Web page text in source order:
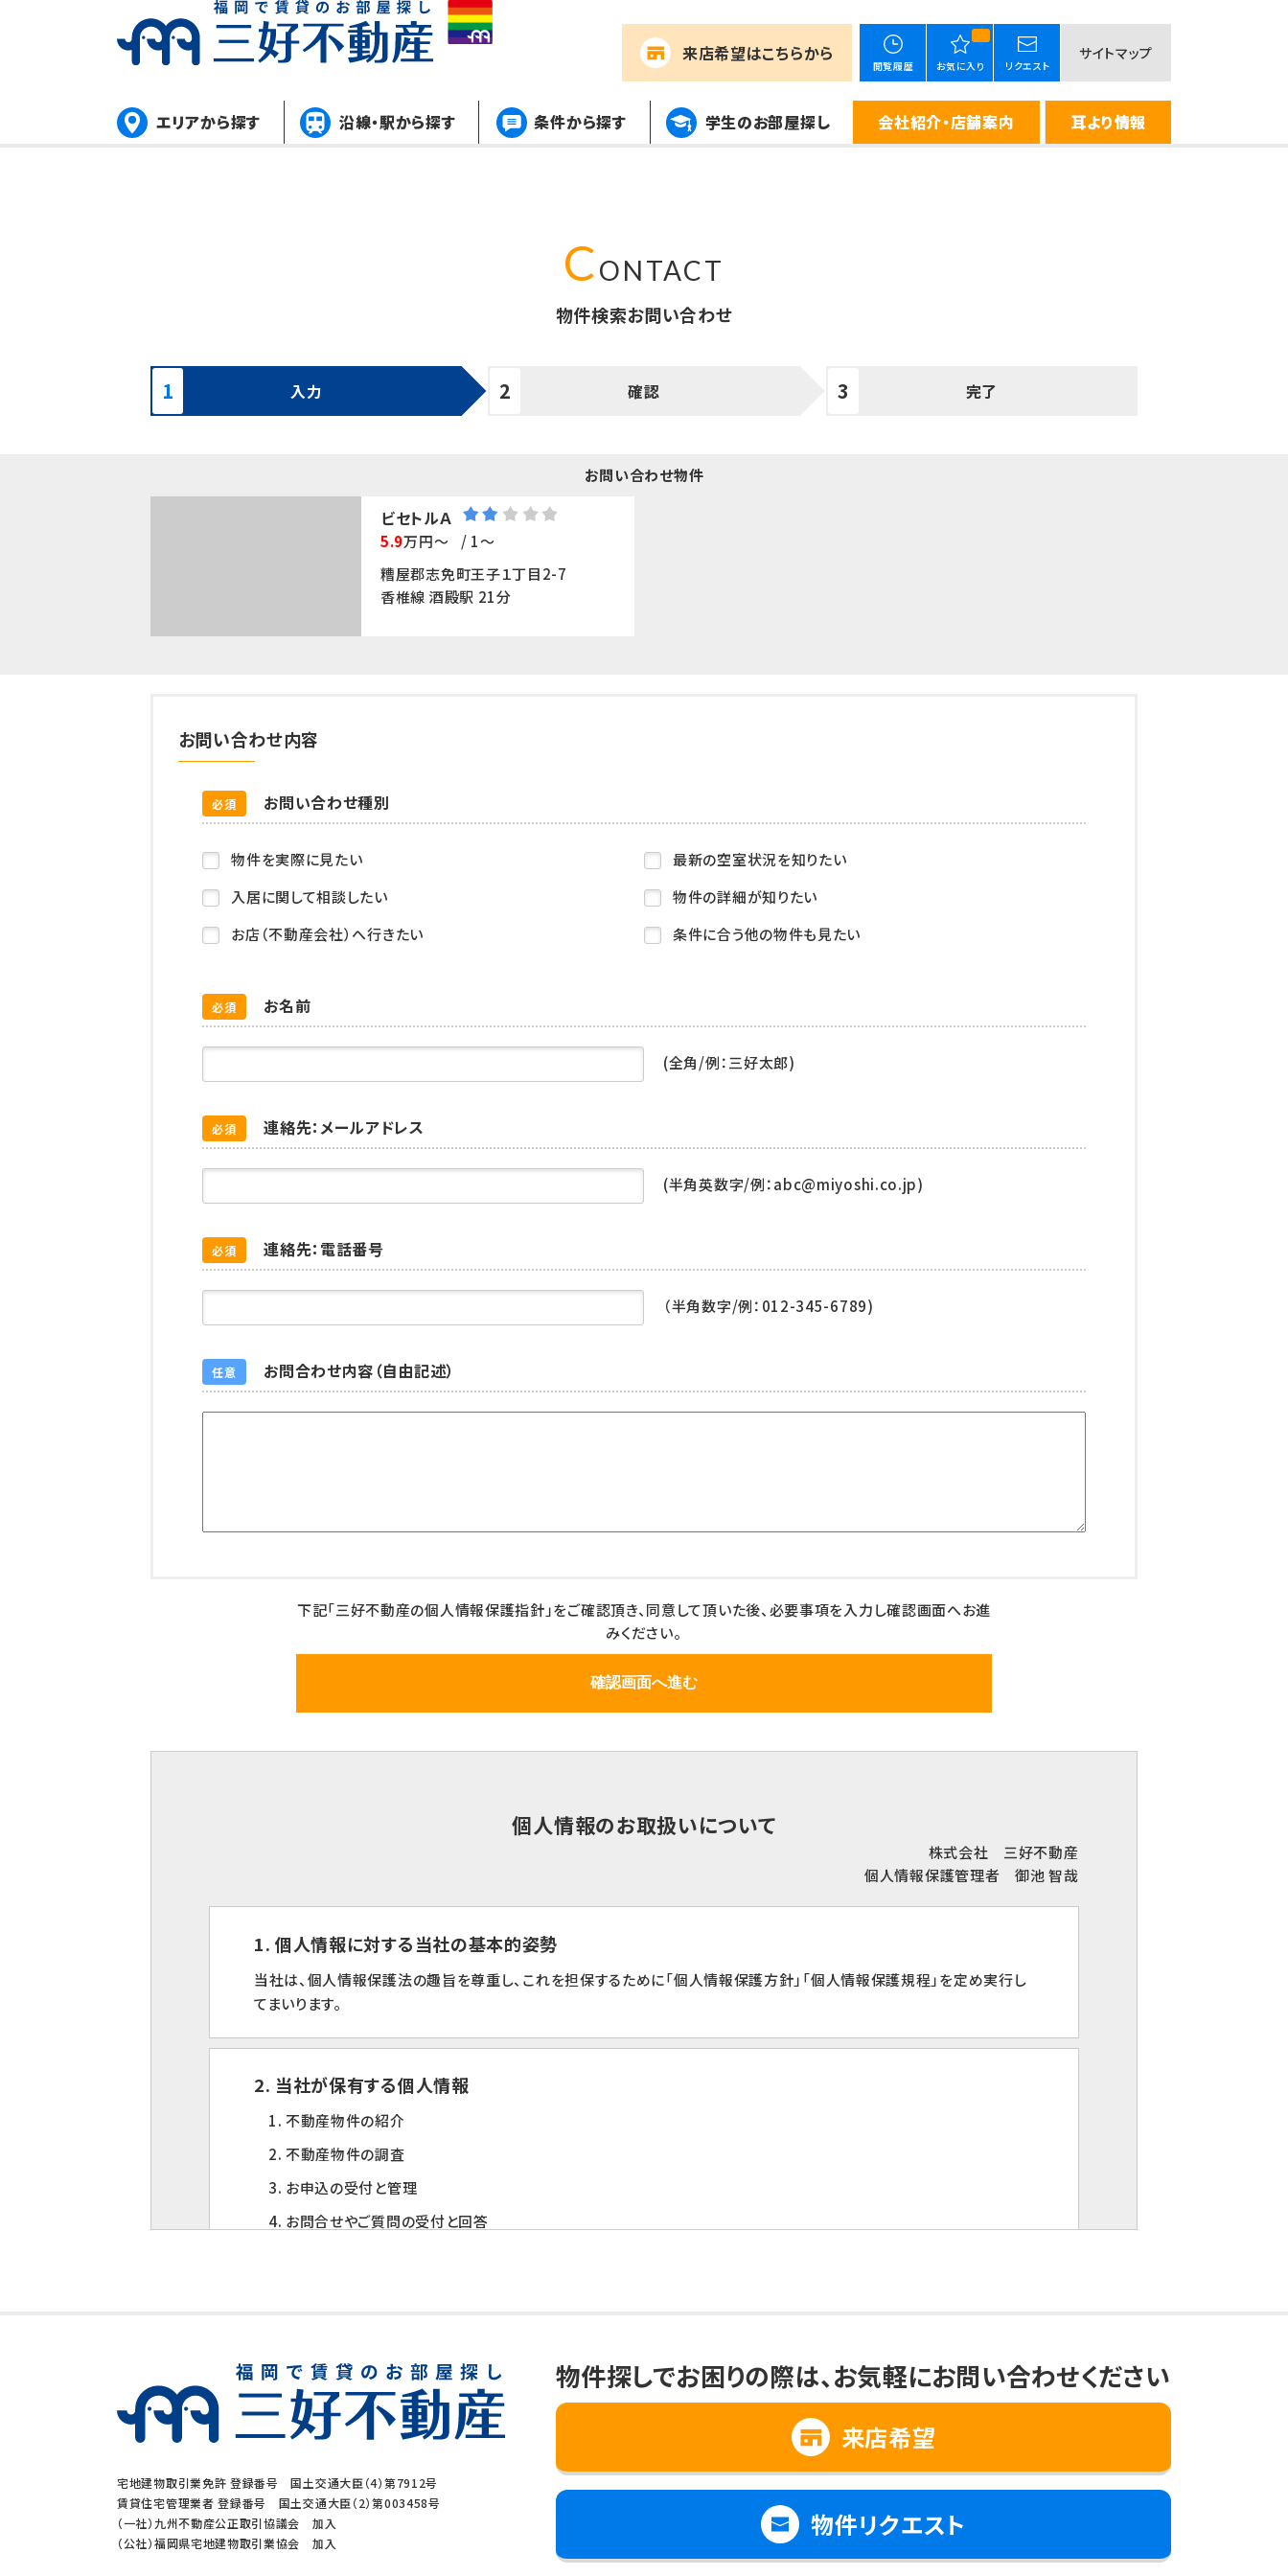
来店希望はこちらから
閲覧履歴 お気に入り リクエスト
サイトマップ
エリアから探す 沿線・駅から探す 条件から探す 学生のお部屋探し 会社紹介・店舗案内 耳より情報
物件検索お問い合わせ
入力 確認 完了
お問い合わせ物件
ビセトルＡ
5.9万円～
/ 1～
糟屋郡志免町王子１丁目2-7
香椎線 酒殿駅 21分
お問い合わせ内容
お問い合わせ種別
必須
物件を実際に見たい
最新の空室状況を知りたい
入居に関して相談したい
物件の詳細が知りたい
お店（不動産会社）へ行きたい
条件に合う他の物件も見たい
お名前
必須
(全角/例：三好太郎)
連絡先：メールアドレス
必須
(半角英数字/例：abc@miyoshi.co.jp)
連絡先：電話番号
必須
（半角数字/例：012-345-6789)
お問合わせ内容（自由記述）
任意
下記「三好不動産の個人情報保護指針」をご確認頂き、同意して頂いた後、必要事項を入力し確認画面へお進
みください。
個人情報のお取扱いについて
株式会社 三好不動産
個人情報保護管理者 御池 智哉
1. 個人情報に対する当社の基本的姿勢
当社は、個人情報保護法の趣旨を尊重し、これを担保するために「個人情報保護方針」「個人情報保護規程」を定め実行し
てまいります。
2. 当社が保有する個人情報
1. 不動産物件の紹介
2. 不動産物件の調査
3. お申込の受付と管理
4. お問合せやご質問の受付と回答
3. 個人情報の第三者への提供について
当社は、下記の場合を除いて個人情報を第三者に提供することはありません。
1. ご本人の同意がある場合
3. 利用目的の範囲内で個人情報の取扱いの全部又は一部を委託する場合
4. 人の生命、身体又は財産の保護のために必要で、ご本人の同意を得ることが難しいとき
5. 公衆衛生の向上、児童の健全な育成のために必要で、ご本人の同意を得ることが難しいとき
宅地建物取引業免許 登録番号 国土交通大臣（4）第7912号
賃貸住宅管理業者 登録番号 国土交通大臣（2）第003458号
（一社）九州不動産公正取引協議会 加入
（公社）福岡県宅地建物取引業協会 加入
物件探しでお困りの際は、お気軽にお問い合わせください
来店希望
物件リクエスト